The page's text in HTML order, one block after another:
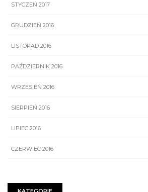
STYCZEŃ 2017
GRUDZIEŃ 2016
LISTOPAD 2016
PAŹDZIERNIK 2016
WRZESIEŃ 2016
SIERPIEŃ 2016
LIPIEC 2016
CZERWIEC 2016